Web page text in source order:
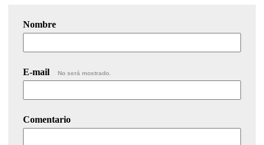
Nombre
E-mail No será mostrado.
Comentario